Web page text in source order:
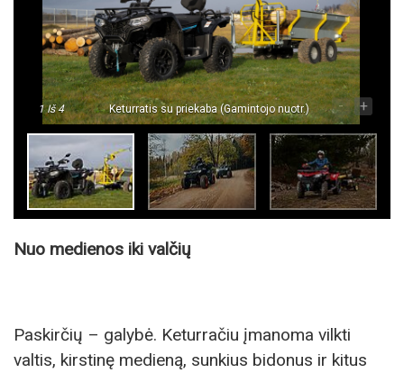
1Iš 4 Keturratis su priekaba (Gamintojo nuotr.) - +
Nuo medienos iki valčių
Paskirčių – galybė. Keturračiu įmanoma vilkti
valtis, kirstinę medieną, sunkius bidonus ir kitus